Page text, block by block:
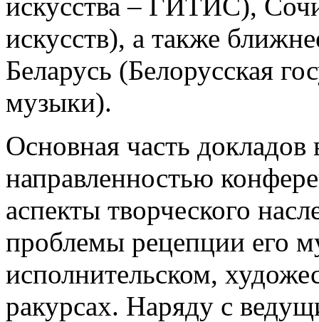
искусств), а также
Беларусь (Белорусская
музыки).
Основная часть докладов
направленностью
аспекты творческого
проблемы рецепции его
исполнительском,
ракурсах. Наряду с